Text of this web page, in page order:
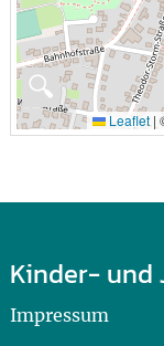
🔍
Leaflet |
Kinder- und
Impressum